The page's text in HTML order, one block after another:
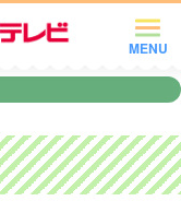
MENU